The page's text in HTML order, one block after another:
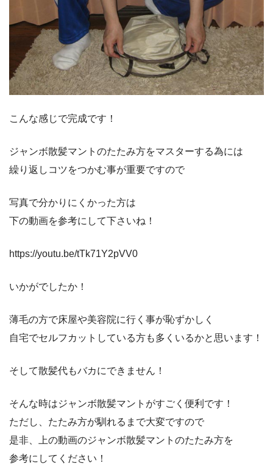
こんな感じで完成です！
ジャンボ散髪マントのたたみ方をマスターする為には
繰り返しコツをつかむ事が重要ですので
写真で分かりにくかった方は
下の動画を参考にして下さいね！
https://youtu.be/tTk71Y2pVV0
いかがでしたか！
薄毛の方で床屋や美容院に行く事が恥ずかしく
自宅でセルフカットしている方も多くいるかと思います！
そして散髪代もバカにできません！
そんな時はジャンボ散髪マントがすごく便利です！
ただし、たたみ方が馴れるまで大変ですので
是非、上の動画のジャンボ散髪マントのたたみ方を
参考にしてください！